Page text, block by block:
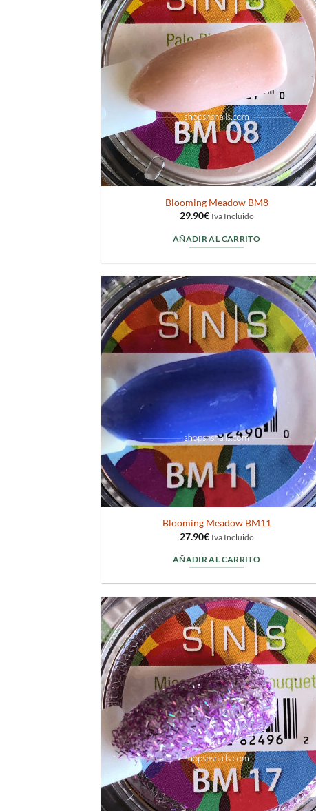
Blooming Meadow BM8
29.90€ Iva Incluido
AÑADIR AL CARRITO
Blooming Meadow BM11
27.90€ Iva Incluido
AÑADIR AL CARRITO